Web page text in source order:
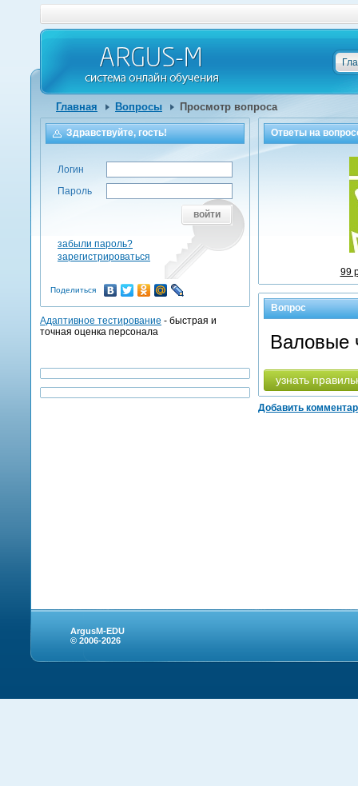
Главная Вопросы Просмотр вопроса
Ответы на
99
Вопрос
Валовые
узнать
Добавить
Здравствуйте, гость!
Логин
Пароль
войти
забыли пароль?
зарегистрироваться
Поделиться
Адаптивное тестирование - быстрая и
точная оценка персонала
ArgusM-EDU
© 2006-2026